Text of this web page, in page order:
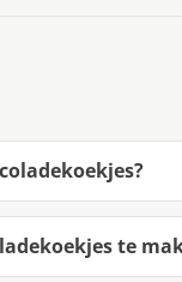
te